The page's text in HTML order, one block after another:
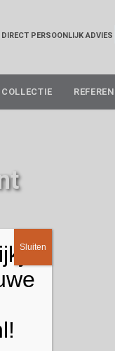
DIRECT PERSOONLIJK ADVIES
COLLECTIE
Sluiten